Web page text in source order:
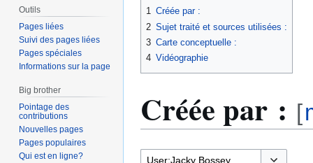
1 Créée par :
2 Sujet traité et sources utilisées :
3 Carte conceptuelle :
4 Vidéographie
Créée par : [
Outils
Pages liées
Suivi des pages liées
Pages spéciales
Informations sur la page
Big brother
Pointage des
contributions
Nouvelles pages
Pages populaires
Qui est en ligne?